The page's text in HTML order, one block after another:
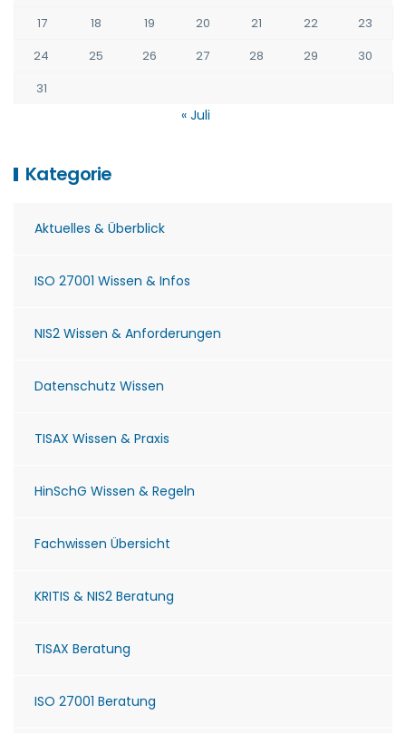
17
18 19 20 21 22
23
24
25 26 27 28 29
30
31
« Juli
Kategorie
Aktuelles & Überblick
ISO 27001 Wissen & Infos
NIS2 Wissen & Anforderungen
Datenschutz Wissen
TISAX Wissen & Praxis
HinSchG Wissen & Regeln
Fachwissen Übersicht
KRITIS & NIS2 Beratung
TISAX Beratung
ISO 27001 Beratung